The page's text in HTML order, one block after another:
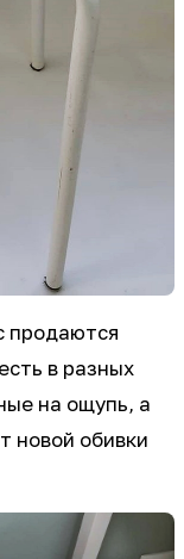
продаются
в разных
на ощупь, а
новой обивки